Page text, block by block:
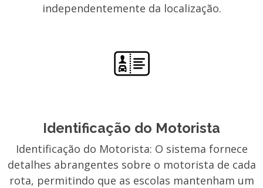
independentemente da localização.
Identificação do Motorista
Identificação do Motorista: O sistema fornece
detalhes abrangentes sobre o motorista de cada
rota, permitindo que as escolas mantenham um